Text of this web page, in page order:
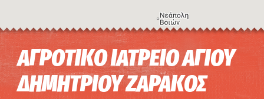
Η εικόνα ενδέχεται να υπόκειται σε πνευματικά δικαιώματα Όροι
ΑΓΡΟΤΙΚΟ ΙΑΤΡΕΙΟ ΑΓΙΟΥ
ΔΗΜΗΤΡΙΟΥ ΖΑΡΑΚΟΣ